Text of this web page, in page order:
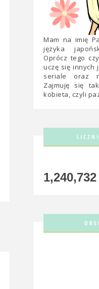
Mam na imię
języka
Oprócz tego
uczę się innych
seriale oraz
Zajmuję się
kobieta, czyli
1,240,732